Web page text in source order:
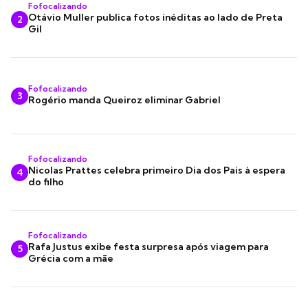
2
Fofocalizando
Otávio Muller publica fotos inéditas ao lado de Preta
Gil
3
Fofocalizando
Rogério manda Queiroz eliminar Gabriel
4
Fofocalizando
Nicolas Prattes celebra primeiro Dia dos Pais à espera
do filho
5
Fofocalizando
Rafa Justus exibe festa surpresa após viagem para
Grécia com a mãe